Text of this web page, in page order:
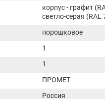
корпус - графит
светло-серая (RAL
порошковое
1
1
ПРОМЕТ
Россия